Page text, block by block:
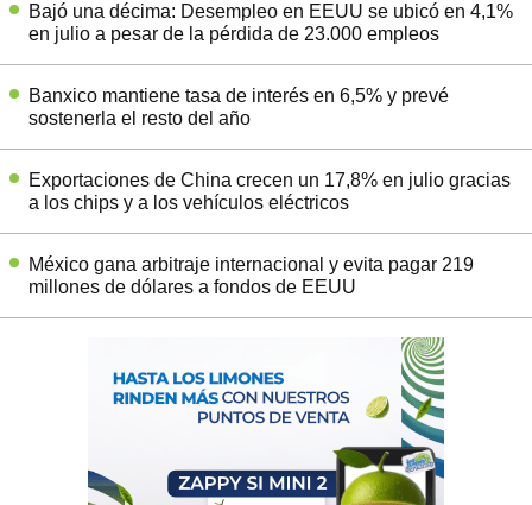
Bajó una décima: Desempleo en EEUU se ubicó en 4,1%
en julio a pesar de la pérdida de 23.000 empleos
Banxico mantiene tasa de interés en 6,5% y prevé
sostenerla el resto del año
Exportaciones de China crecen un 17,8% en julio gracias
a los chips y a los vehículos eléctricos
México gana arbitraje internacional y evita pagar 219
millones de dólares a fondos de EEUU